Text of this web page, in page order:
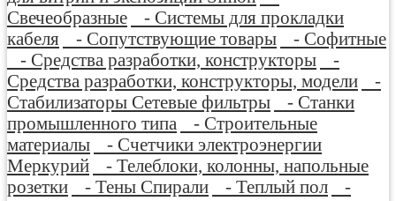
Свечеобразные
- Системы для прокладки
кабеля
- Сопутствующие товары
- Софитные
- Средства разработки, конструкторы
-
Средства разработки, конструкторы, модели
-
Стабилизаторы Сетевые фильтры
- Станки
промышленного типа
- Строительные
материалы
- Счетчики электроэнергии
Меркурий
- Телеблоки, колонны, напольные
розетки
- Тены Спирали - Теплый пол
-